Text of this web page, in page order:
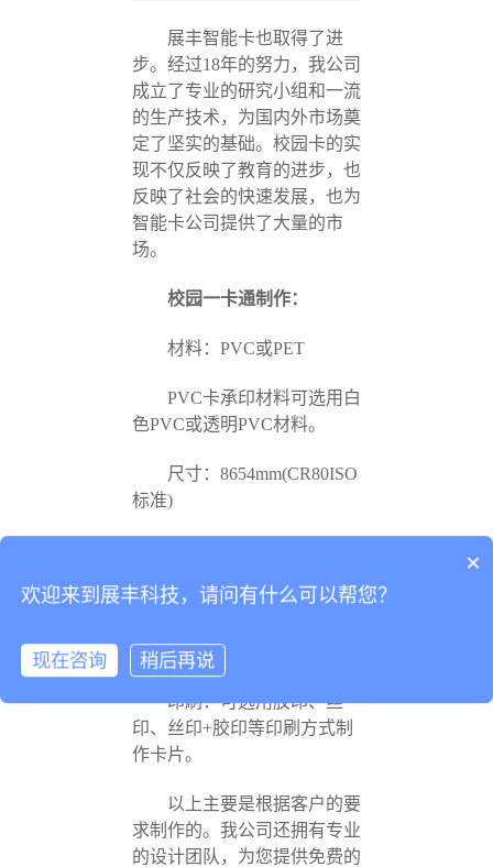
展丰智能卡也取得了进
步。经过18年的努力，我公司
成立了专业的研究小组和一流
的生产技术，为国内外市场奠
定了坚实的基础。校园卡的实
现不仅反映了教育的进步，也
反映了社会的快速发展，也为
智能卡公司提供了大量的市
场。
校园一卡通制作：
材料：PVC或PET
PVC卡承印材料可选用白
色PVC或透明PVC材料。
尺寸：8654mm(CR80ISO
标准)
行，以保证IC卡读写顺利。
印刷：可选用胶印、丝
印、丝印+胶印等印刷方式制
作卡片。
以上主要是根据客户的要
求制作的。我公司还拥有专业
的设计团队，为您提供免费的
×
欢迎来到展丰科技，请问有什么可以帮您？
现在咨询 稍后再说